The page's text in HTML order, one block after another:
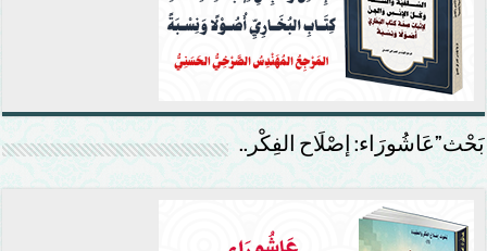
بَحْث”عَاشُورَاء: إصْلَاح الفِكْر..